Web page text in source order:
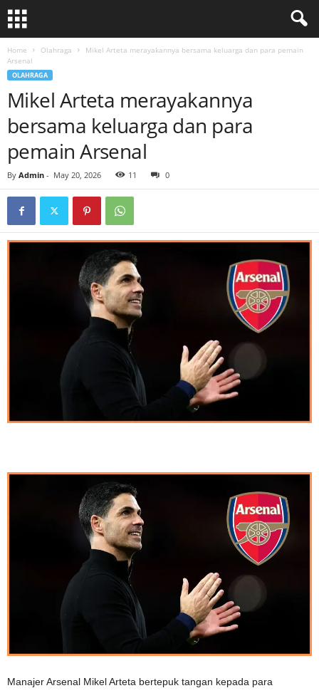
Home Olahraga
Mikel Arteta merayakannya bersama keluarga dan para pemain
Arsenal
OLAHRAGA
Mikel Arteta merayakannya
bersama keluarga dan para
pemain Arsenal
By Admin - May 20, 2026 11 0
Manajer Arsenal Mikel Arteta bertepuk tangan kepada para